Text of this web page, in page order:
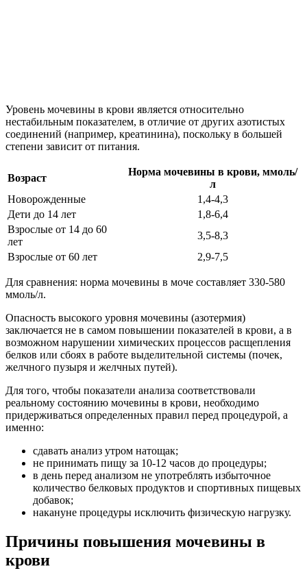
Уровень мочевины в крови является относительно
нестабильным показателем, в отличие от других азотистых
соединений (например, креатинина), поскольку в большей
степени зависит от питания.
Возраст
Норма мочевины в крови, ммоль/
л
Новорожденные
1,4-4,3
Дети до 14 лет
1,8-6,4
Взрослые от 14 до 60
лет
3,5-8,3
Взрослые от 60 лет
2,9-7,5
Для сравнения: норма мочевины в моче составляет 330-580
ммоль/л.
Опасность высокого уровня мочевины (азотермия)
заключается не в самом повышении показателей в крови, а в
возможном нарушении химических процессов расщепления
белков или сбоях в работе выделительной системы (почек,
желчного пузыря и желчных путей).
Для того, чтобы показатели анализа соответствовали
реальному состоянию мочевины в крови, необходимо
придерживаться определенных правил перед процедурой, а
именно:
сдавать анализ утром натощак;
не принимать пищу за 10-12 часов до процедуры;
в день перед анализом не употреблять избыточное
количество белковых продуктов и спортивных пищевых
добавок;
накануне процедуры исключить физическую нагрузку.
Причины повышения мочевины в
крови